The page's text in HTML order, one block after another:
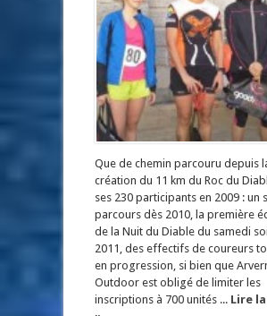
Que de chemin parcouru depuis
création du 11 km du Roc du
ses 230 participants en 2009 : un
parcours dès 2010, la première
de la Nuit du Diable du samedi
2011, des effectifs de coureurs
en progression, si bien que
Outdoor est obligé de limiter les
inscriptions à 700 unités ... Lire